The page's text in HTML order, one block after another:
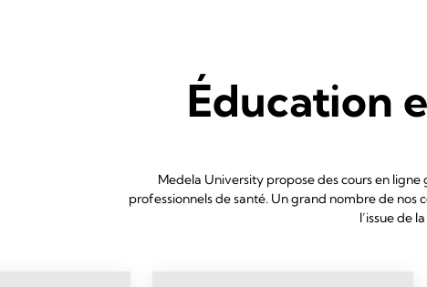
Éducation
Medela University propose des cours en
professionnels de santé. Un grand nombre de nos
l’issue de